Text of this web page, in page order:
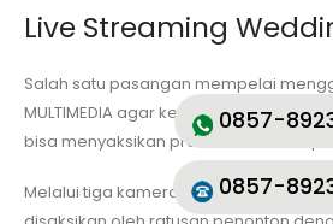
Live Streaming
Salah satu pasangan mempelai
MULTIMEDIA agar keluarga yang
bisa menyaksikan prosesi akad dan
Melalui tiga kamera dan desain
0857-
0857-